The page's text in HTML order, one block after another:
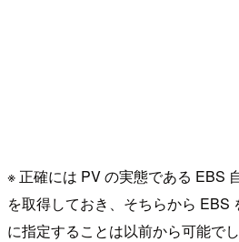
※ 正確には PV の実態である EBS
を取得しておき、そちらから EBS
に指定することは以前から可能で